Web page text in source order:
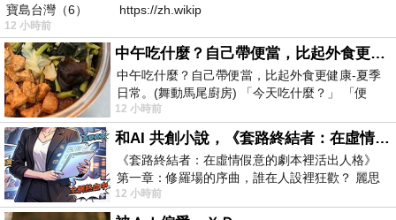
寶島台灣（6） https://zh.wikip
12 小時前
中午吃什麼？自己帶便當，比起外食更健康-夏季日常。(舞動馬尾廚房)
中午吃什麼？自己帶便當，比起外食更健康-夏季
日常。(舞動馬尾廚房) 「今天吃什麼？」 「便
當？麵？還是炒飯？」 每天都在選擇
12 小時前
和AI 共創小說，《套路終結者：在虛情假意的劇本裡活出人格》
《套路終結者：在虛情假意的劇本裡活出人格》
第一章：修羅場的序曲，誰在人設裡狂歡？ 麗思
卡爾頓酒店的總統套房內，燈光昏
12 小時前